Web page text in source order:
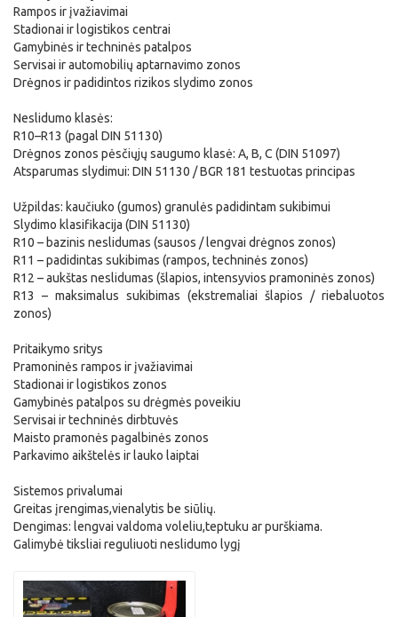
Rampos ir įvažiavimai
Stadionai ir logistikos centrai
Gamybinės ir techninės patalpos
Servisai ir automobilių aptarnavimo zonos
Drėgnos ir padidintos rizikos slydimo zonos
Neslidumo klasės:
R10–R13 (pagal DIN 51130)
Drėgnos zonos pėsčiųjų saugumo klasė: A, B, C (DIN 51097)
Atsparumas slydimui: DIN 51130 / BGR 181 testuotas principas
Užpildas: kaučiuko (gumos) granulės padidintam sukibimui
Slydimo klasifikacija (DIN 51130)
R10 – bazinis neslidumas (sausos / lengvai drėgnos zonos)
R11 – padidintas sukibimas (rampos, techninės zonos)
R12 – aukštas neslidumas (šlapios, intensyvios pramoninės zonos)
R13 – maksimalus sukibimas (ekstremaliai šlapios / riebaluotos
zonos)
Pritaikymo sritys
Pramoninės rampos ir įvažiavimai
Stadionai ir logistikos zonos
Gamybinės patalpos su drėgmės poveikiu
Servisai ir techninės dirbtuvės
Maisto pramonės pagalbinės zonos
Parkavimo aikštelės ir lauko laiptai
Sistemos privalumai
Greitas įrengimas,vienalytis be siūlių.
Dengimas: lengvai valdoma voleliu,teptuku ar purškiama.
Galimybė tiksliai reguliuoti neslidumo lygį